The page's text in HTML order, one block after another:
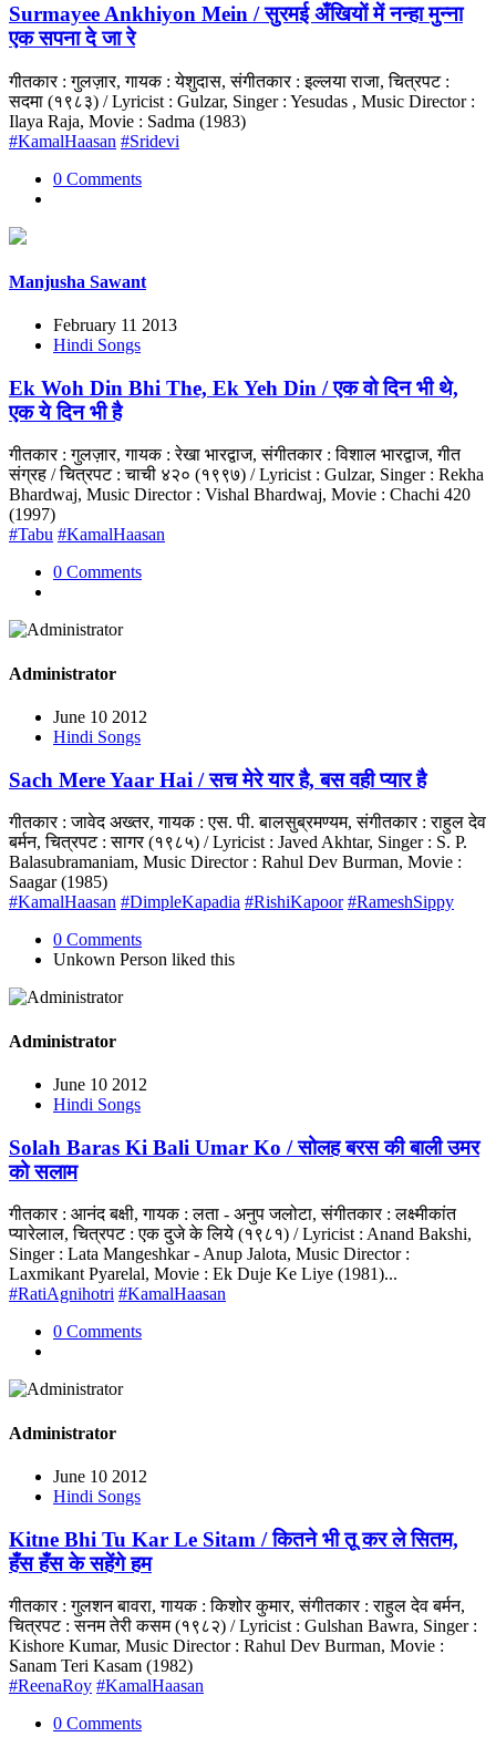
Surmayee Ankhiyon Mein / सुरमई अँखियों में नन्हा मुन्ना
एक सपना दे जा रे
गीतकार : गुलज़ार, गायक : येशुदास, संगीतकार : इल्लया राजा, चित्रपट :
सदमा (१९८३) / Lyricist : Gulzar, Singer : Yesudas , Music Director :
Ilaya Raja, Movie : Sadma (1983)
#KamalHaasan #Sridevi
0 Comments
Manjusha Sawant
February 11 2013
Hindi Songs
Ek Woh Din Bhi The, Ek Yeh Din / एक वो दिन भी थे,
एक ये दिन भी है
गीतकार : गुलज़ार, गायक : रेखा भारद्वाज, संगीतकार : विशाल भारद्वाज, गीत
संग्रह / चित्रपट : चाची ४२० (१९९७) / Lyricist : Gulzar, Singer : Rekha
Bhardwaj, Music Director : Vishal Bhardwaj, Movie : Chachi 420
(1997)
#Tabu #KamalHaasan
0 Comments
Administrator
June 10 2012
Hindi Songs
Sach Mere Yaar Hai / सच मेरे यार है, बस वही प्यार है
गीतकार : जावेद अख्तर, गायक : एस. पी. बालसुब्रमण्यम, संगीतकार : राहुल देव
बर्मन, चित्रपट : सागर (१९८५) / Lyricist : Javed Akhtar, Singer : S. P.
Balasubramaniam, Music Director : Rahul Dev Burman, Movie :
Saagar (1985)
#KamalHaasan #DimpleKapadia #RishiKapoor #RameshSippy
0 Comments
Unkown Person liked this
Administrator
June 10 2012
Hindi Songs
Solah Baras Ki Bali Umar Ko / सोलह बरस की बाली उमर
को सलाम
गीतकार : आनंद बक्षी, गायक : लता - अनुप जलोटा, संगीतकार : लक्ष्मीकांत
प्यारेलाल, चित्रपट : एक दुजे के लिये (१९८१) / Lyricist : Anand Bakshi,
Singer : Lata Mangeshkar - Anup Jalota, Music Director :
Laxmikant Pyarelal, Movie : Ek Duje Ke Liye (1981)...
#RatiAgnihotri #KamalHaasan
0 Comments
Administrator
June 10 2012
Hindi Songs
Kitne Bhi Tu Kar Le Sitam / कितने भी तू कर ले सितम,
हँस हँस के सहेंगे हम
गीतकार : गुलशन बावरा, गायक : किशोर कुमार, संगीतकार : राहुल देव बर्मन,
चित्रपट : सनम तेरी कसम (१९८२) / Lyricist : Gulshan Bawra, Singer :
Kishore Kumar, Music Director : Rahul Dev Burman, Movie :
Sanam Teri Kasam (1982)
#ReenaRoy #KamalHaasan
0 Comments